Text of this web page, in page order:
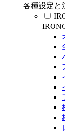
各種設定と